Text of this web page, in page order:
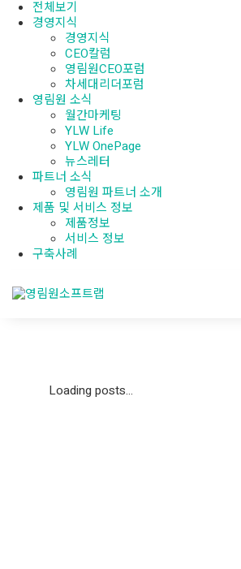
전체보기
경영지식
경영지식
CEO칼럼
영림원CEO포럼
차세대리더포럼
영림원 소식
월간마케팅
YLW Life
YLW OnePage
뉴스레터
파트너 소식
영림원 파트너 소개
제품 및 서비스 정보
제품정보
서비스 정보
구축사례
Loading posts...